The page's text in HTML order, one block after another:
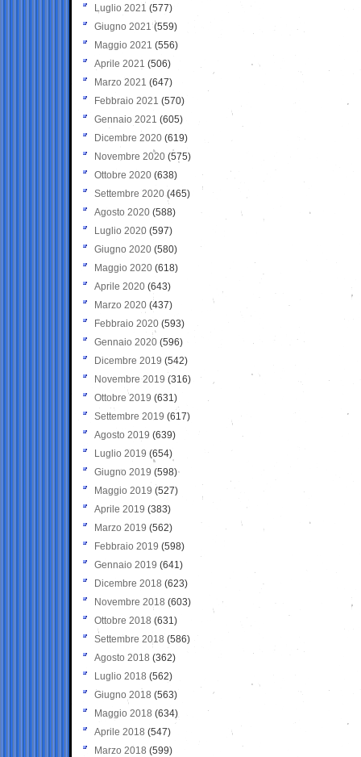
Luglio 2021 (577)
Giugno 2021(559)
Maggio 2021 (556)
Aprile 2021 (506)
Marzo 2021 (647)
Febbraio 2021 (570)
Gennaio 2021 (605)
Dicembre 2020 (619)
Novembre 2020 (575)
Ottobre 2020 (638)
Settembre 2020(465)
Agosto 2020 (588)
Luglio 2020 (597)
Giugno 2020 (580)
Maggio 2020 (618)
Aprile 2020 (643)
Marzo 2020 (437)
Febbraio 2020 (593)
Gennaio 2020 (596)
Dicembre 2019 (542)
Novembre 2019 (316)
Ottobre 2019 (631)
Settembre 2019 (617)
Agosto 2019 (639)
Luglio 2019 (654)
Giugno 2019 (598)
Maggio 2019 (527)
Aprile 2019 (383)
Marzo 2019 (562)
Febbraio 2019 (598)
Gennaio 2019 (641)
Dicembre 2018 (623)
Novembre 2018 (603)
Ottobre 2018 (631)
Settembre 2018 (586)
Agosto 2018 (362)
Luglio 2018 (562)
Giugno 2018 (563)
Maggio 2018 (634)
Aprile 2018 (547)
Marzo 2018 (599)